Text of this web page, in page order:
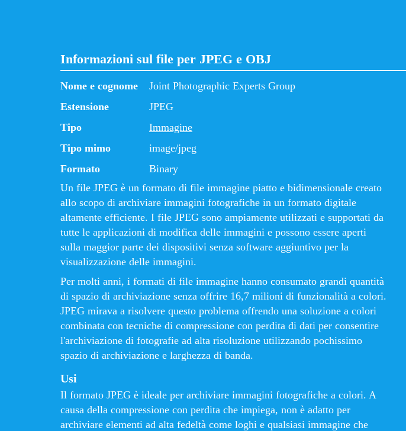
Informazioni sul file per JPEG e OBJ
Nome e cognome
Joint Photographic Experts Group
Estensione
JPEG
Tipo
Immagine
Tipo mimo
image/jpeg
Formato
Binary
Un file JPEG è un formato di file immagine piatto e bidimensionale creato
allo scopo di archiviare immagini fotografiche in un formato digitale
altamente efficiente. I file JPEG sono ampiamente utilizzati e supportati da
tutte le applicazioni di modifica delle immagini e possono essere aperti
sulla maggior parte dei dispositivi senza software aggiuntivo per la
visualizzazione delle immagini.
Per molti anni, i formati di file immagine hanno consumato grandi quantità
di spazio di archiviazione senza offrire 16,7 milioni di funzionalità a colori.
JPEG mirava a risolvere questo problema offrendo una soluzione a colori
combinata con tecniche di compressione con perdita di dati per consentire
l'archiviazione di fotografie ad alta risoluzione utilizzando pochissimo
spazio di archiviazione e larghezza di banda.
Usi
Il formato JPEG è ideale per archiviare immagini fotografiche a colori. A
causa della compressione con perdita che impiega, non è adatto per
archiviare elementi ad alta fedeltà come loghi e qualsiasi immagine che